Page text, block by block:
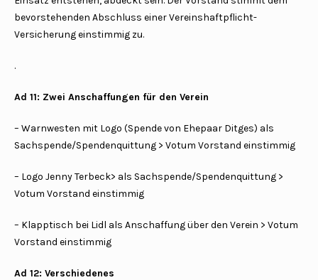
bevorstehenden Abschluss einer Vereinshaftpflicht-
Versicherung einstimmig zu.
.
Ad 11: Zwei Anschaffungen für den Verein
– Warnwesten mit Logo (Spende von Ehepaar Ditges) als
Sachspende/Spendenquittung > Votum Vorstand einstimmig
– Logo Jenny Terbeck> als Sachspende/Spendenquittung >
Votum Vorstand einstimmig
– Klapptisch bei Lidl als Anschaffung über den Verein > Votum
Vorstand einstimmig
Ad 12: Verschiedenes